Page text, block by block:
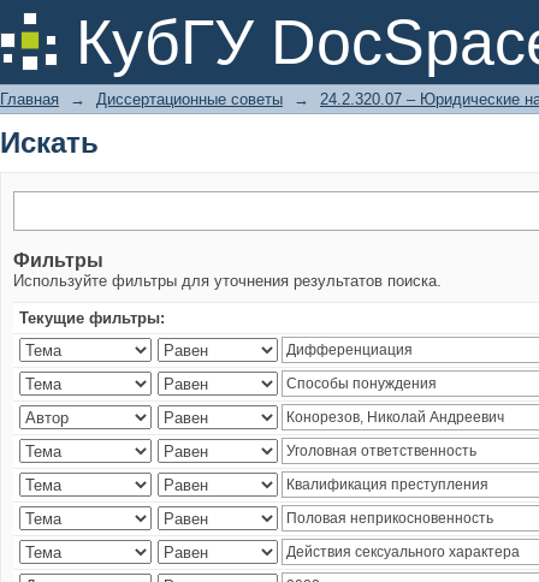
КубГУ
Искать
Главная → Диссертационные советы → 24.2.320.07 – Юридические
Искать
Фильтры
Используйте фильтры для уточнения результатов поиска.
Текущие фильтры: